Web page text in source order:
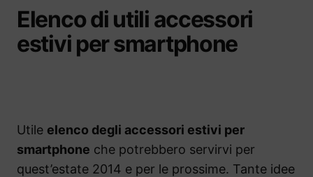
Elenco di utili accessori
estivi per smartphone
Utile elenco degli accessori estivi per
smartphone che potrebbero servirvi per
quest’estate 2014 e per le prossime. Tante idee